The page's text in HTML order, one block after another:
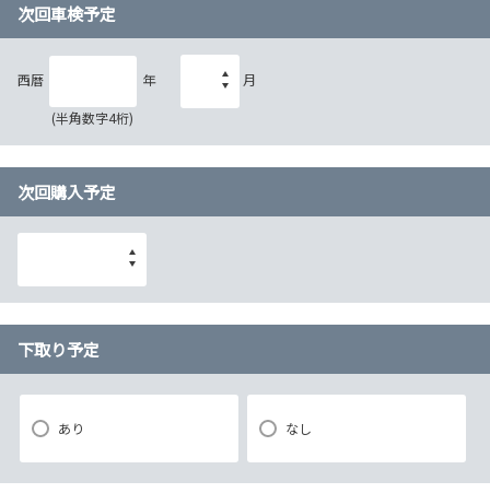
次回車検予定
西暦 年
(半角数字4桁)
月
次回購入予定
下取り予定
あり なし